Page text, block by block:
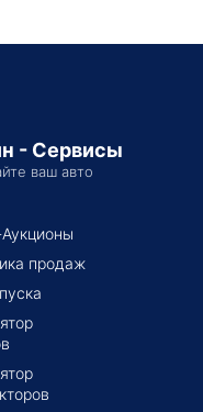
- Сервисы
ваш авто
продаж